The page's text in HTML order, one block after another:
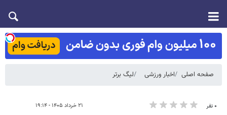
صفحه اصلی اخبار ورزشی لیگ برتر
۰ نفر ۲۱ خرداد ۱۴۰۵ - ۱۹:۱۴